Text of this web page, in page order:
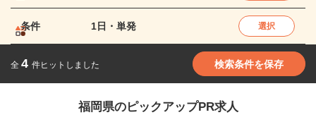
条件 1日・単発 選択
全 4 件ヒットしました 検索条件を保存
福岡県のピックアップPR求人